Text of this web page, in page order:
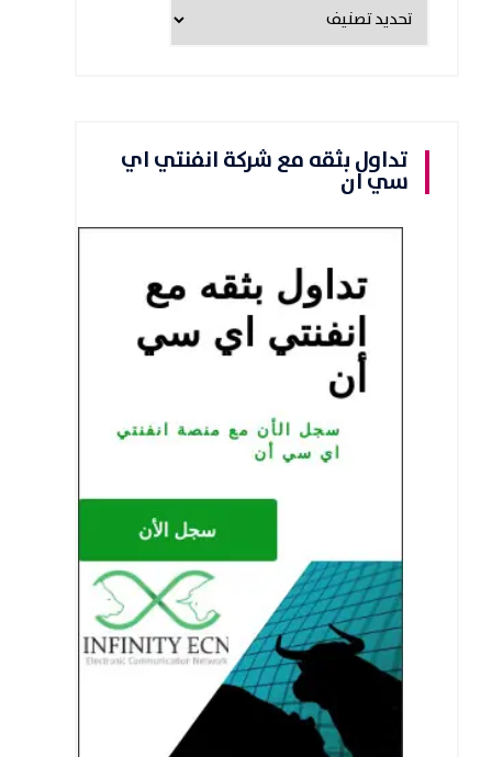
تداول بثقه مع شركة انفنتي اي
سي ان